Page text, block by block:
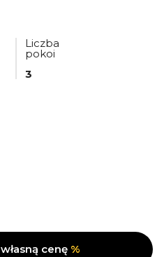
Liczba
pokoi
3
własną cenę %